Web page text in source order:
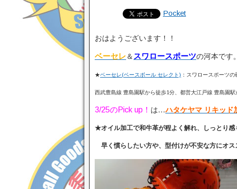
Pocket
おはようございます！！
ベーセレ ＆ スワロースポーツの河本です。
★ベーセレ(ベースボール セレクト) ：スワロースポーツ
西武豊島線 豊島園駅から徒歩1分、都営大江戸線 豊島園
3/25のPick up！ は…ハタケヤマ リキッド
★オイル加工で和牛革が程よく解れ、しっとり感
早く慣らしたい方や、型付けが不安な方にオ